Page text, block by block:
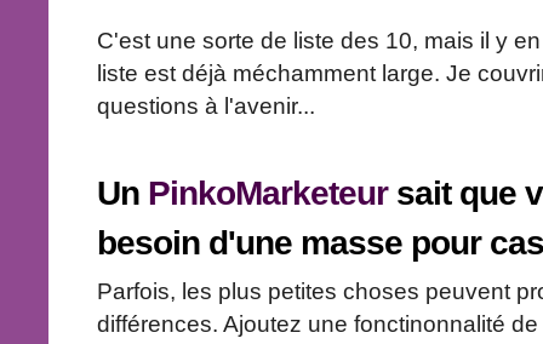
C'est une sorte de liste des 10, mais il y
liste est déjà méchamment large. Je
questions à l'avenir...
Un PinkoMarketeursait que
besoin d'une masse pour
Parfois, les plus petites choses peuvent
différences. Ajoutez une fonctinonnalité